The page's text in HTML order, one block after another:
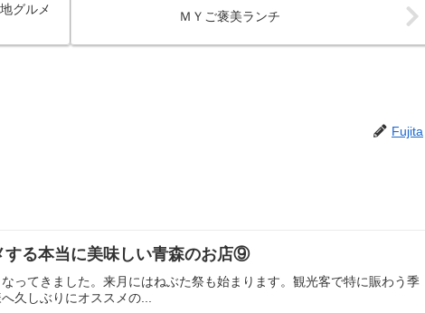
グルメ
ＭＹご褒美ランチ
Fujita
する本当に美味しい青森のお店⑨
ってきました。来月にはねぶた祭も始まります。観光客で特に賑わう季
久しぶりにオススメの...